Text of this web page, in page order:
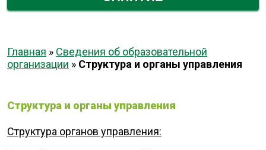
Главная » Сведения об образовательной
организации » Структура и органы управления
Структура и органы управления
Структура органов управления: